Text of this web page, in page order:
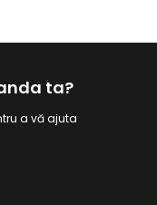
ta?
a vă ajuta